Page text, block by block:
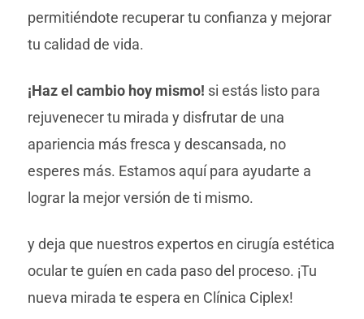
permitiéndote recuperar tu confianza y mejorar
tu calidad de vida.
¡Haz el cambio hoy mismo! si estás listo para
rejuvenecer tu mirada y disfrutar de una
apariencia más fresca y descansada, no
esperes más. Estamos aquí para ayudarte a
lograr la mejor versión de ti mismo.
y deja que nuestros expertos en cirugía estética
ocular te guíen en cada paso del proceso. ¡Tu
nueva mirada te espera en Clínica Ciplex!